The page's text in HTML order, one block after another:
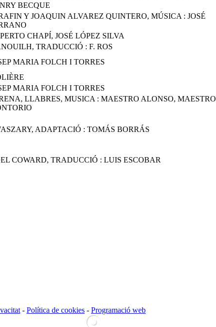
BECQUE
Y JOAQUIN ALVAREZ QUINTERO, MÚSICA : JOSÉ
CHAPÍ, JOSÉ LÓPEZ SILVA
TRADUCCIÓ : F. ROS
MARIA FOLCH I TORRES
MARIA FOLCH I TORRES
LLABRES, MUSICA : MAESTRO ALONSO, MAESTRO
ADAPTACIÓ : TOMÁS BORRÁS
COWARD, TRADUCCIÓ : LUIS ESCOBAR
- Política de cookies - Programació web